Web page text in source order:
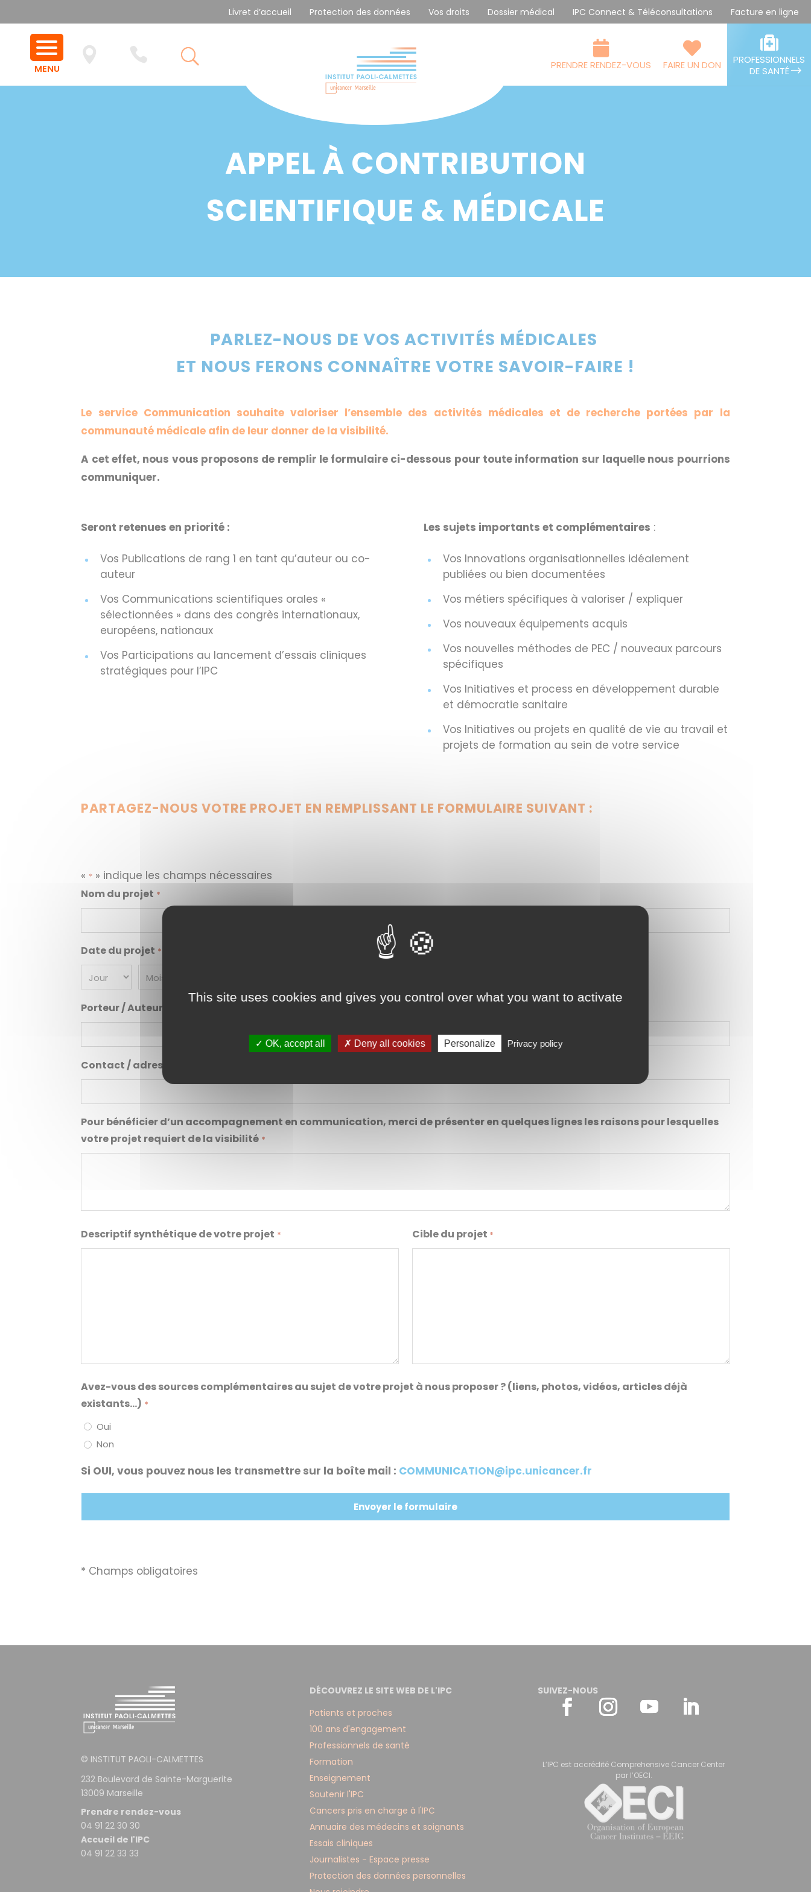
Livret d’accueil Protection des données Vos droits Dossier médical IPC Connect & Téléconsultations Facture en ligne
PROFESSIONNELS
DE SANTÉ
FAIRE UN DON
PRENDRE RENDEZ-VOUS
APPEL À CONTRIBUTION
SCIENTIFIQUE & MÉDICALE
PARLEZ-NOUS DE VOS ACTIVITÉS MÉDICALES
ET NOUS FERONS CONNAÎTRE VOTRE SAVOIR-FAIRE !
Le service Communication souhaite valoriser l’ensemble des activités médicales et de recherche portées par la
communauté médicale afin de leur donner de la visibilité.
A cet effet, nous vous proposons de remplir le formulaire ci-dessous pour toute information sur laquelle nous pourrions
communiquer.
Seront retenues en priorité :
Vos Publications de rang 1 en tant qu’auteur ou co-
auteur
Vos Communications scientifiques orales «
sélectionnées » dans des congrès internationaux,
européens, nationaux
Vos Participations au lancement d’essais cliniques
stratégiques pour l’IPC
Les sujets importants et complémentaires :
Vos Innovations organisationnelles idéalement
publiées ou bien documentées
Vos métiers spécifiques à valoriser / expliquer
Vos nouveaux équipements acquis
Vos nouvelles méthodes de PEC / nouveaux parcours
spécifiques
Vos Initiatives et process en développement durable
et démocratie sanitaire
Vos Initiatives ou projets en qualité de vie au travail et
projets de formation au sein de votre service
PARTAGEZ-NOUS VOTRE PROJET EN REMPLISSANT LE FORMULAIRE SUIVANT :
« * » indique les champs nécessaires
Nom du projet *
Date du projet *
Jour Mois
Deadline (Date limite de communication)
Porteur / Auteur du projet Co-porteurs / Co-auteurs
Contact / adresse électronique / numéro de téléphone d’un référent projet
Pour bénéficier d’un accompagnement en communication, merci de présenter en quelques lignes les raisons pour lesquelles
votre projet requiert de la visibilité *
Descriptif synthétique de votre projet * Cible du projet *
Avez-vous des sources complémentaires au sujet de votre projet à nous proposer ? (liens, photos, vidéos, articles déjà
existants...) *
Oui
Non
Si OUI, vous pouvez nous les transmettre sur la boîte mail : COMMUNICATION@ipc.unicancer.fr
* Champs obligatoires
© INSTITUT PAOLI-CALMETTES
232 Boulevard de Sainte-Marguerite
13009 Marseille
Prendre rendez-vous
04 91 22 30 30
Accueil de l'IPC
04 91 22 33 33
DÉCOUVREZ LE SITE WEB DE L'IPC
Patients et proches
100 ans d'engagement
Professionnels de santé
Formation
Enseignement
Soutenir l'IPC
Cancers pris en charge à l'IPC
Annuaire des médecins et soignants
Essais cliniques
Journalistes - Espace presse
Protection des données personnelles
SUIVEZ-NOUS
L’IPC est accrédité Comprehensive Cancer Center
par l’OECI.
This site uses cookies and gives you control over what you want to activate
✓ OK, accept all ✗ Deny all cookies Personalize Privacy policy